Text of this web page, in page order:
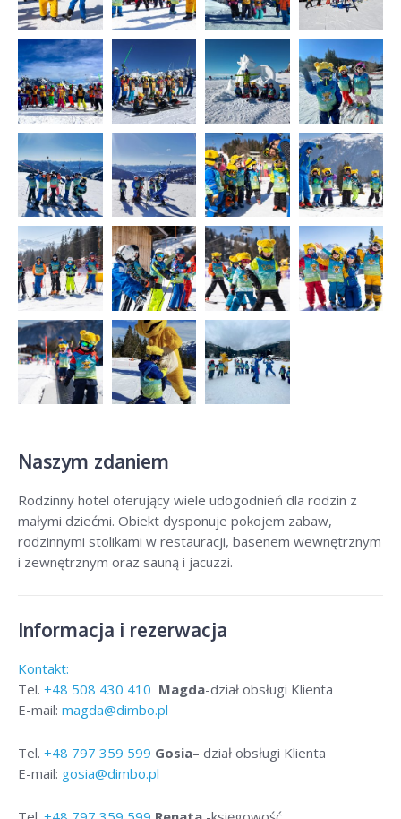
Naszym zdaniem
Rodzinny hotel oferujący wiele udogodnień dla rodzin z
małymi dziećmi. Obiekt dysponuje pokojem zabaw,
rodzinnymi stolikami w restauracji, basenem wewnętrznym
i zewnętrznym oraz sauną i jacuzzi.
Informacja i rezerwacja
Kontakt:
Tel. +48 508 430 410 Magda-dział obsługi Klienta
E-mail: magda@dimbo.pl
Tel. +48 797 359 599 Gosia– dział obsługi Klienta
E-mail: gosia@dimbo.pl